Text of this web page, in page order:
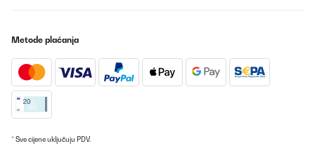
POTVRĐENI PREGLED
12/07/2024
Metode plaćanja
* Sve cijene uključuju PDV.